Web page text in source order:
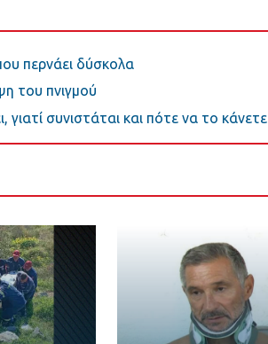
περνάει δύσκολα
του πνιγμού
γιατί συνιστάται και πότε να το κάνετε